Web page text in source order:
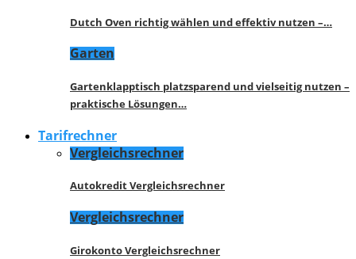
Dutch Oven richtig wählen und effektiv nutzen –…
Garten
Gartenklapptisch platzsparend und vielseitig nutzen –
praktische Lösungen…
Tarifrechner
Vergleichsrechner
Autokredit Vergleichsrechner
Vergleichsrechner
Girokonto Vergleichsrechner